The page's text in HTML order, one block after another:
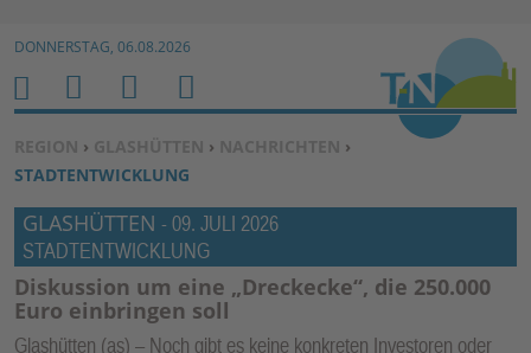
Zum Inhalt springen ↓
DONNERSTAG, 06.08.2026
SIE BEFINDEN SICH HIER:
REGION › GLASHÜTTEN › NACHRICHTEN ›
STADTENTWICKLUNG
GLASHÜTTEN - 09. JULI 2026
STADTENTWICKLUNG
Diskussion um eine „Dreckecke“, die 250.000
Euro einbringen soll
Glashütten (as) – Noch gibt es keine konkreten Investoren oder
H
O
M
E
M
E
N
U
S
U
C
H
E
N
B
E
N
U
T
Z
E
R